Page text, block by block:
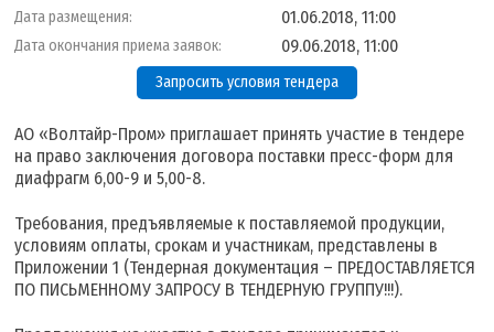
Дата размещения: 01.06.2018, 11:00
Дата окончания приема заявок: 09.06.2018, 11:00
Запросить условия тендера
АО «Волтайр-Пром» приглашает принять участие в тендере
на право заключения договора поставки пресс-форм для
диафрагм 6,00-9 и 5,00-8.
Требования, предъявляемые к поставляемой продукции,
условиям оплаты, срокам и участникам, представлены в
Приложении 1 (Тендерная документация – ПРЕДОСТАВЛЯЕТСЯ
ПО ПИСЬМЕННОМУ ЗАПРОСУ В ТЕНДЕРНУЮ ГРУППУ!!!).